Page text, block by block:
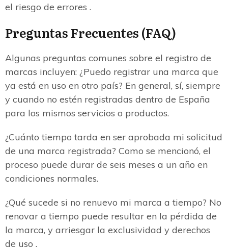
el riesgo de errores .
Preguntas Frecuentes (FAQ)
Algunas preguntas comunes sobre el registro de
marcas incluyen: ¿Puedo registrar una marca que
ya está en uso en otro país? En general, sí, siempre
y cuando no estén registradas dentro de España
para los mismos servicios o productos.
¿Cuánto tiempo tarda en ser aprobada mi solicitud
de una marca registrada? Como se mencionó, el
proceso puede durar de seis meses a un año en
condiciones normales.
¿Qué sucede si no renuevo mi marca a tiempo? No
renovar a tiempo puede resultar en la pérdida de
la marca, y arriesgar la exclusividad y derechos
de uso .